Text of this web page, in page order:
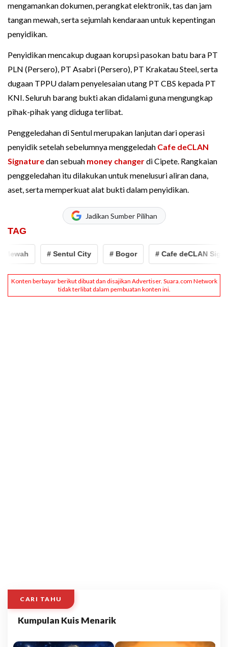
mengamankan dokumen, perangkat elektronik, tas dan jam
tangan mewah, serta sejumlah kendaraan untuk kepentingan
penyidikan.
Penyidikan mencakup dugaan korupsi pasokan batu bara PT
PLN (Persero), PT Asabri (Persero), PT Krakatau Steel, serta
dugaan TPPU dalam penyelesaian utang PT CBS kepada PT
KNI. Seluruh barang bukti akan didalami guna mengungkap
pihak-pihak yang diduga terlibat.
Penggeledahan di Sentul merupakan lanjutan dari operasi
penyidik setelah sebelumnya menggeledah Cafe deCLAN
Signaturedan sebuah money changerdi Cipete. Rangkaian
penggeledahan itu dilakukan untuk menelusuri aliran dana,
aset, serta memperkuat alat bukti dalam penyidikan.
Jadikan Sumber Pilihan
TAG
# Sentul City # Bogor # Cafe deCLAN Signature
CARI TAHU
Kumpulan Kuis Menarik